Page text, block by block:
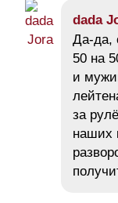
dada
Да-да,
50 на
и
за
наших